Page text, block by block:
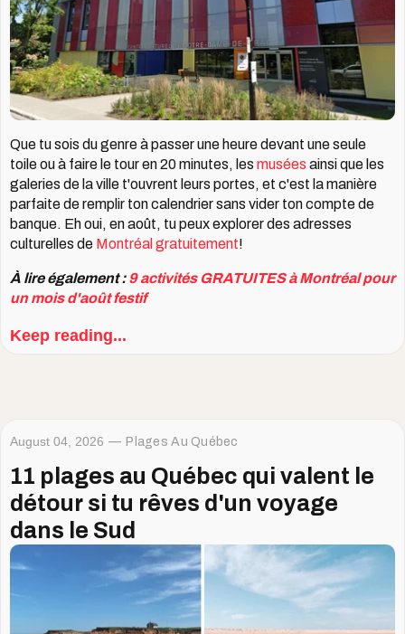
Que tu sois du genre à passer une heure devant une seule
toile ou à faire le tour en 20 minutes, les musées ainsi que les
galeries de la ville t'ouvrent leurs portes, et c'est la manière
parfaite de remplir ton calendrier sans vider ton compte de
banque. Eh oui, en août, tu peux explorer des adresses
culturelles de Montréal gratuitement!
À lire également :9 activités GRATUITES à Montréal pour
un mois d'août festif
Keep reading...
August 04, 2026 Plages Au Québec
11 plages au Québec qui valent le
détour si tu rêves d'un voyage
dans le Sud